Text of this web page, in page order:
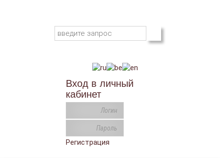
Вход в личный
кабинет
Регистрация